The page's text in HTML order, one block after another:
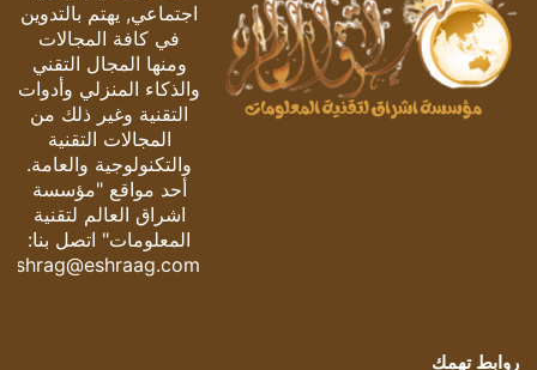
اجتماعي, يهتم بالتدوين
في كافة المجالات
ومنها المجال التقني
والذكاء المنزلي وأدوات
التقنية وغير ذلك من
المجالات التقنية
والتكنولوجية والعامة.
أحد مواقع "مؤسسة
اشراق العالم لتقنية
المعلومات" اتصل بنا:
eshrag@eshraag.com
روابط تهمك